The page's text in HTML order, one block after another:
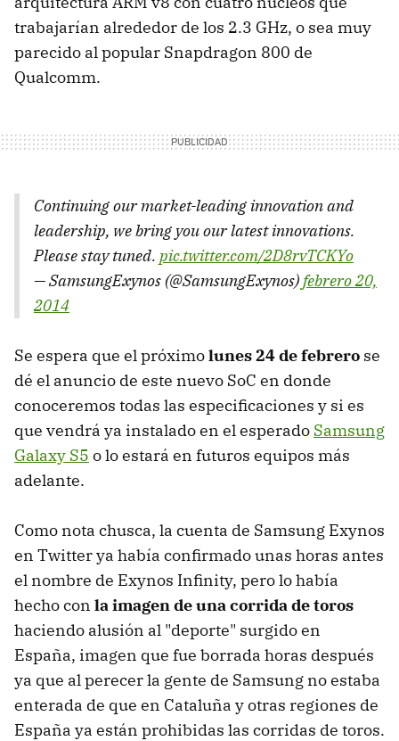
trabajarían alrededor de los 2.3 GHz, o sea muy
parecido al popular Snapdragon 800 de
Qualcomm.
Continuing our market-leading innovation and
leadership, we bring you our latest innovations.
Please stay tuned. pic.twitter.com/2D8rvTCKYo
— SamsungExynos (@SamsungExynos)febrero 20,
2014
Se espera que el próximolunes 24 de febrero se
dé el anuncio de este nuevo SoC en donde
conoceremos todas las especificaciones y si es
que vendrá ya instalado en el esperado Samsung
Galaxy S5 o lo estará en futuros equipos más
adelante.
Como nota chusca, la cuenta de Samsung Exynos
en Twitter ya había confirmado unas horas antes
el nombre de Exynos Infinity, pero lo había
hecho con la imagen de una corrida de toros
haciendo alusión al "deporte" surgido en
España, imagen que fue borrada horas después
ya que al perecer la gente de Samsung no estaba
enterada de que en Cataluña y otras regiones de
España ya están prohibidas las corridas de toros.